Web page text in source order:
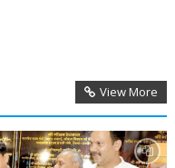
View More